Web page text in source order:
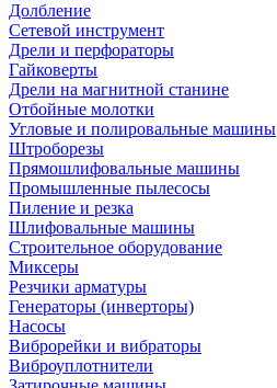
Долбление
Сетевой инструмент
Дрели и перфораторы
Гайковерты
Дрели на магнитной станине
Отбойные молотки
Угловые и полировальные машины
Штроборезы
Прямошлифовальные машины
Промышленные пылесосы
Пиление и резка
Шлифовальные машины
Строительное оборудование
Миксеры
Резчики арматуры
Генераторы (инверторы)
Насосы
Виброрейки и вибраторы
Виброуплотнители